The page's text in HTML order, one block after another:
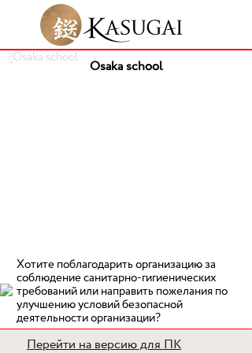
Osaka school
Хотите поблагодарить организацию за
соблюдение санитарно-гигиенических
требований или направить пожелания по
улучшению условий безопасной
деятельности организации?
Перейти на версию для ПК